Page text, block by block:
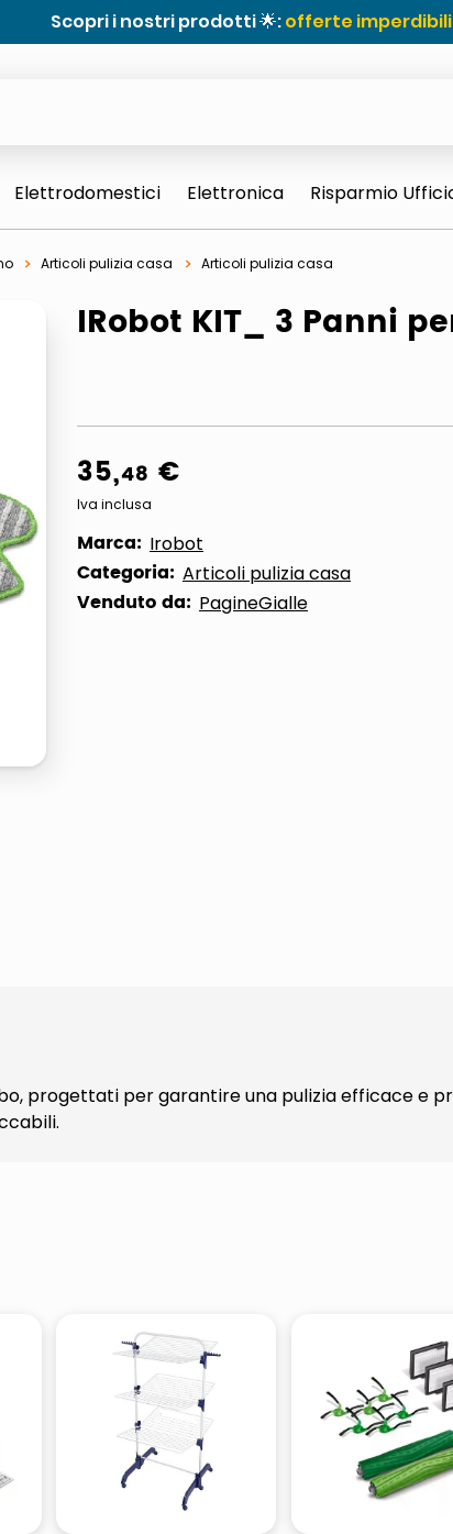
Scopri i nostri prodotti 🌟:offerte
0703 thin rotondo sun
Elettrodomestici Elettronica Risparmio
Articoli pulizia casa Articoli pulizia casa
IRobot KIT_ 3 Panni
35,48 €
Iva inclusa
Marca: Irobot
Categoria: Articoli pulizia casa
Venduto da: PagineGialle
progettati per garantire una pulizia efficace e